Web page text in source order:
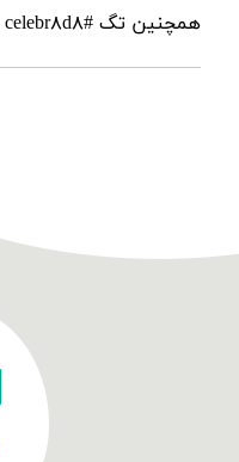
همچنین تگ #celebr۸d۸ را در...